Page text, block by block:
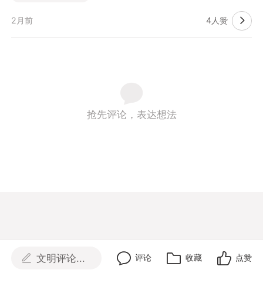
2月前 4人赞 
抢先评论，表达想法
文明评论... 评论 收藏 点赞